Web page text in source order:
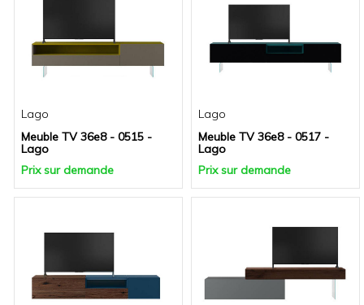
Lago
Meuble TV 36e8 - 0515 -
Lago
Prix sur demande
Lago
Meuble TV 36e8 - 0517 -
Lago
Prix sur demande